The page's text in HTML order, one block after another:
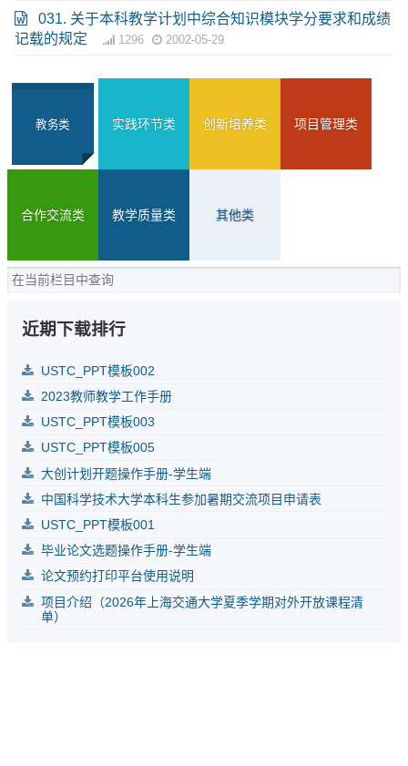
031. 关于本科教学计划中综合知识模块学分要求和成绩
记载的规定
1296 2002-05-29
教务类 实践环节类 创新培养类 项目管理类
合作交流类 教学质量类 其他类
近期下载排行
USTC_PPT模板002
2023教师教学工作手册
USTC_PPT模板003
USTC_PPT模板005
大创计划开题操作手册-学生端
中国科学技术大学本科生参加暑期交流项目申请表
USTC_PPT模板001
毕业论文选题操作手册-学生端
论文预约打印平台使用说明
项目介绍（2026年上海交通大学夏季学期对外开放课程清
单）